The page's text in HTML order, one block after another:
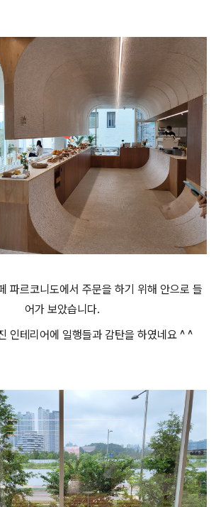
파르코니도에서 주문을 하기 위해 안으로 들
어가 보았습니다.
인테리어에 일행들과 감탄을 하였네요 ^ ^